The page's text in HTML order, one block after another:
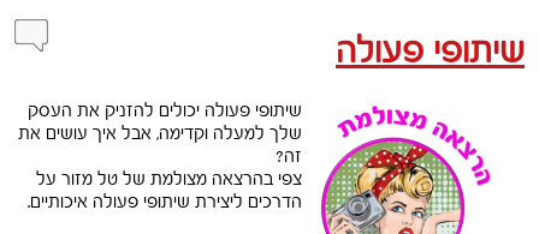
שיתופי פעולה
שיתופי פעולה יכולים להזניק את העסק
שלך למעלה וקדימה, אבל איך עושים את
זה?
צפי בהרצאה מצולמת של טל מזור על
הדרכים ליצירת שיתופי פעולה איכותיים.